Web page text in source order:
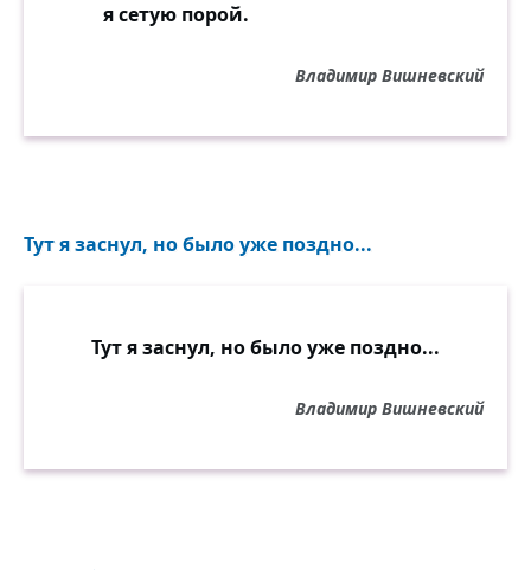
я сетую порой.
Владимир Вишневский
Тут я заснул, но было уже поздно...
Тут я заснул, но было уже поздно...
Владимир Вишневский